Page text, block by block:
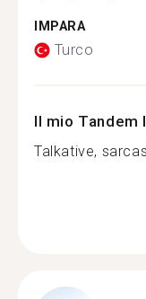
IMPARA
Turco
Il mio Tandem
Talkative,